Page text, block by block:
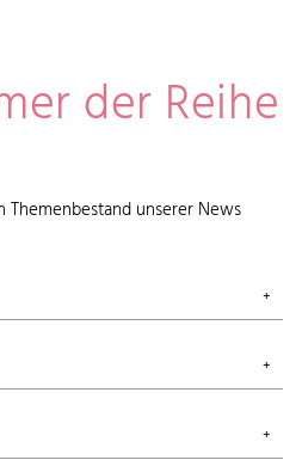
der Reihe
Themenbestand unserer News